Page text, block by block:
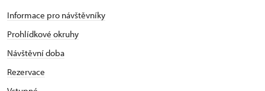
Informace pro návštěvníky
Prohlídkové okruhy
Návštěvní doba
Rezervace